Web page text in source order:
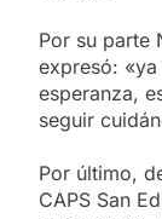
Por su parte
expresó:
esperanza,
seguir
Por último,
CAPS San